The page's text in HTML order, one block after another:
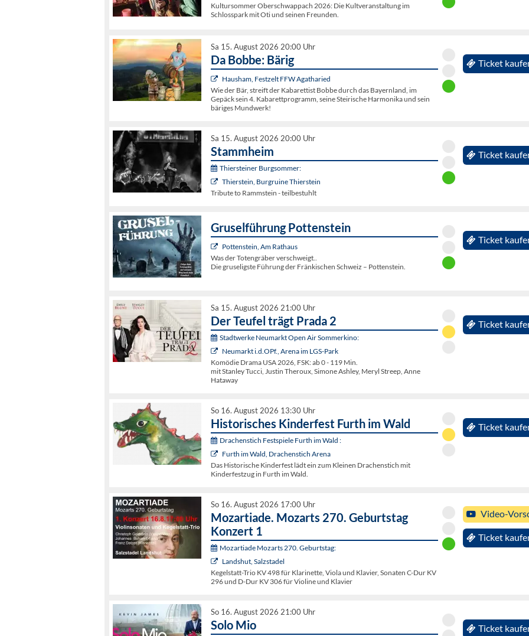
Kultursommer Oberschwappach 2026: Die Kultveranstaltung im
Schlosspark mit Oti und seinen Freunden.
Sa 15. August 2026 20:00 Uhr
Da Bobbe: Bärig
Hausham, Festzelt FFW Agatharied
Wie der Bär, streift der Kabarettist Bobbe durch das Bayernland, im
Gepäck sein 4. Kabarettprogramm, seine Steirische Harmonika und sein
bäriges Mundwerk!
Ticket
Sa 15. August 2026 20:00 Uhr
Stammheim
Thiersteiner Burgsommer:
Thierstein, Burgruine Thierstein
Tribute to Rammstein - teilbestuhlt
Ticket
Gruselführung Pottenstein
Pottenstein, Am Rathaus
Was der Totengräber verschweigt..
Die gruseligste Führung der Fränkischen Schweiz – Pottenstein.
Ticket
Sa 15. August 2026 21:00 Uhr
Der Teufel trägt Prada 2
Stadtwerke Neumarkt Open Air Sommerkino:
Neumarkt i.d.OPf., Arena im LGS-Park
Komödie Drama USA 2026, FSK: ab 0 - 119 Min.
mit Stanley Tucci, Justin Theroux, Simone Ashley, Meryl Streep, Anne
Hataway
Ticket
So 16. August 2026 13:30 Uhr
Historisches Kinderfest Furth im Wald
Drachenstich Festspiele Furth im Wald :
Furth im Wald, Drachenstich Arena
Das Historische Kinderfest lädt ein zum Kleinen Drachenstich mit
Kinderfestzug in Furth im Wald.
Ticket
So 16. August 2026 17:00 Uhr
Mozartiade. Mozarts 270. Geburtstag
Konzert 1
Mozartiade Mozarts 270. Geburtstag:
Landshut, Salzstadel
Kegelstatt-Trio KV 498 für Klarinette, Viola und Klavier, Sonaten C-Dur KV
296 und D-Dur KV 306 für Violine und Klavier
Video-
Ticket
So 16. August 2026 21:00 Uhr
Solo Mio Ticket